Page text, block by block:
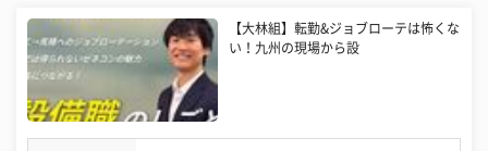
【大林組】転勤&ジョブローテは怖くな
い！九州の現場から設